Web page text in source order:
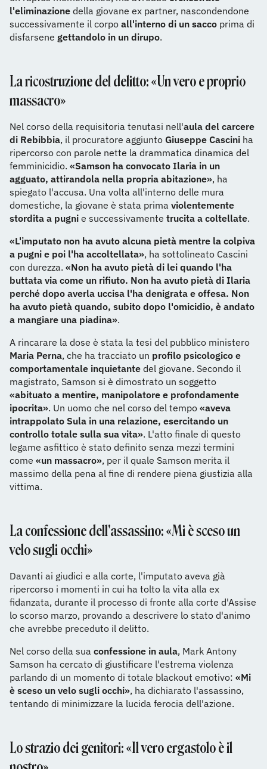
l'eliminazione della giovane ex partner, nascondendone
successivamente il corpo all'interno di un sacco prima di
disfarsene gettandolo in un dirupo.
La ricostruzione del delitto: «Un vero e proprio
massacro»
Nel corso della requisitoria tenutasi nell'aula del carcere
di Rebibbia, il procuratore aggiunto Giuseppe Cascini ha
ripercorso con parole nette la drammatica dinamica del
femminicidio. «Samson ha convocato Ilaria in un
agguato, attirandola nella propria abitazione», ha
spiegato l'accusa. Una volta all'interno delle mura
domestiche, la giovane è stata prima violentemente
stordita a pugni e successivamente trucita a coltellate.
«L'imputato non ha avuto alcuna pietà mentre la colpiva
a pugni e poi l'ha accoltellata», ha sottolineato Cascini
con durezza. «Non ha avuto pietà di lei quando l'ha
buttata via come un rifiuto. Non ha avuto pietà di Ilaria
perché dopo averla uccisa l'ha denigrata e offesa. Non
ha avuto pietà quando, subito dopo l'omicidio, è andato
a mangiare una piadina».
A rincarare la dose è stata la tesi del pubblico ministero
Maria Perna, che ha tracciato un profilo psicologico e
comportamentale inquietante del giovane. Secondo il
magistrato, Samson si è dimostrato un soggetto
«abituato a mentire, manipolatore e profondamente
ipocrita». Un uomo che nel corso del tempo «aveva
intrappolato Sula in una relazione, esercitando un
controllo totale sulla sua vita». L'atto finale di questo
legame asfittico è stato definito senza mezzi termini
come «un massacro», per il quale Samson merita il
massimo della pena al fine di rendere piena giustizia alla
vittima.
La confessione dell'assassino: «Mi è sceso un
velo sugli occhi»
Davanti ai giudici e alla corte, l'imputato aveva già
ripercorso i momenti in cui ha tolto la vita alla ex
fidanzata, durante il processo di fronte alla corte d'Assise
lo scorso marzo, provando a descrivere lo stato d'animo
che avrebbe preceduto il delitto.
Nel corso della sua confessione in aula, Mark Antony
Samson ha cercato di giustificare l'estrema violenza
parlando di un momento di totale blackout emotivo: «Mi
è sceso un velo sugli occhi», ha dichiarato l'assassino,
tentando di minimizzare la lucida ferocia dell'azione.
Lo strazio dei genitori: «Il vero ergastolo è il